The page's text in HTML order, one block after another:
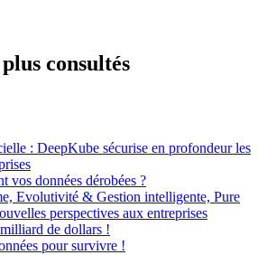
consultés
: DeepKube sécurise en profondeur les
vos données dérobées ?
Evolutivité & Gestion intelligente, Pure
perspectives aux entreprises
de dollars !
pour survivre !